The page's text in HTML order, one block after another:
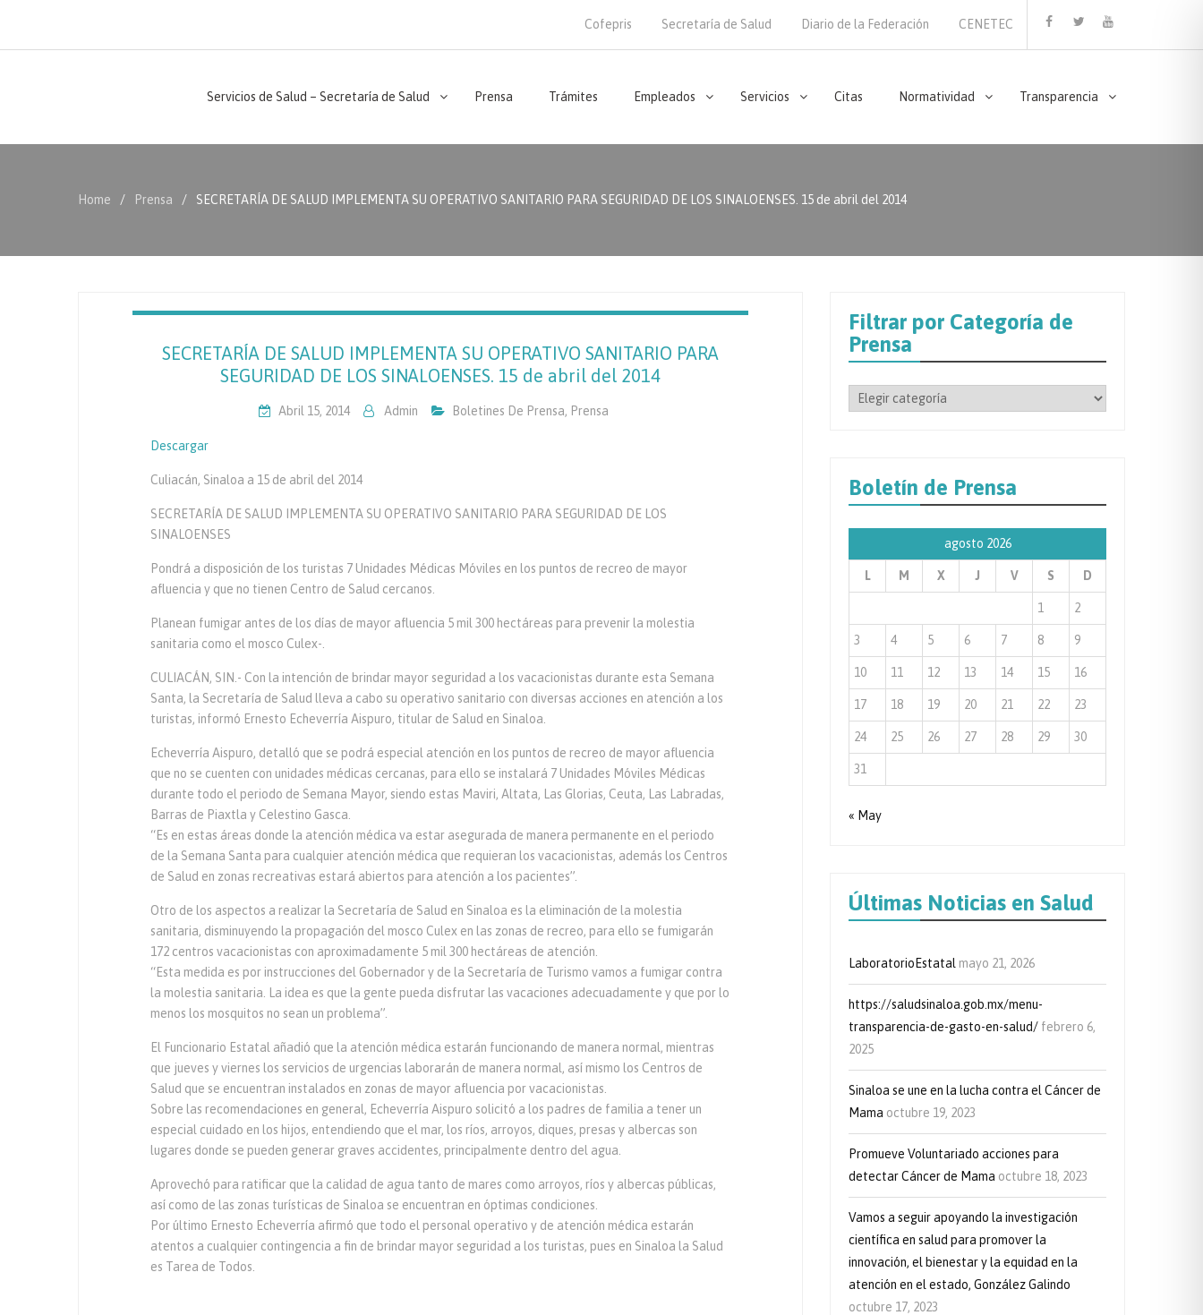
Cofepris Secretaría de Salud Diario de la Federación
CENETEC
Servicios de Salud – Secretaría de Salud Prensa Trámites Empleados Servicios Citas Normatividad Transparencia
Home Prensa SECRETARÍA DE SALUD IMPLEMENTA SU OPERATIVO SANITARIO PARA SEGURIDAD DE LOS SINALOENSES. 15 de abril del 2014
SECRETARÍA DE SALUD IMPLEMENTA SU OPERATIVO SANITARIO PARA
SEGURIDAD DE LOS SINALOENSES. 15 de abril del 2014
Abril 15, 2014 Admin Boletines De Prensa, Prensa
Descargar
Culiacán, Sinaloa a 15 de abril del 2014
SECRETARÍA DE SALUD IMPLEMENTA SU OPERATIVO SANITARIO PARA SEGURIDAD DE LOS
SINALOENSES
Pondrá a disposición de los turistas 7 Unidades Médicas Móviles en los puntos de recreo de mayor
afluencia y que no tienen Centro de Salud cercanos.
Planean fumigar antes de los días de mayor afluencia 5 mil 300 hectáreas para prevenir la molestia
sanitaria como el mosco Culex-.
CULIACÁN, SIN.- Con la intención de brindar mayor seguridad a los vacacionistas durante esta Semana
Santa, la Secretaría de Salud lleva a cabo su operativo sanitario con diversas acciones en atención a los
turistas, informó Ernesto Echeverría Aispuro, titular de Salud en Sinaloa.
Echeverría Aispuro, detalló que se podrá especial atención en los puntos de recreo de mayor afluencia
que no se cuenten con unidades médicas cercanas, para ello se instalará 7 Unidades Móviles Médicas
durante todo el periodo de Semana Mayor, siendo estas Maviri, Altata, Las Glorias, Ceuta, Las Labradas,
Barras de Piaxtla y Celestino Gasca.
“Es en estas áreas donde la atención médica va estar asegurada de manera permanente en el periodo
de la Semana Santa para cualquier atención médica que requieran los vacacionistas, además los Centros
de Salud en zonas recreativas estará abiertos para atención a los pacientes”.
Otro de los aspectos a realizar la Secretaría de Salud en Sinaloa es la eliminación de la molestia
sanitaria, disminuyendo la propagación del mosco Culex en las zonas de recreo, para ello se fumigarán
172 centros vacacionistas con aproximadamente 5 mil 300 hectáreas de atención.
“Esta medida es por instrucciones del Gobernador y de la Secretaría de Turismo vamos a fumigar contra
la molestia sanitaria. La idea es que la gente pueda disfrutar las vacaciones adecuadamente y que por lo
menos los mosquitos no sean un problema”.
El Funcionario Estatal añadió que la atención médica estarán funcionando de manera normal, mientras
que jueves y viernes los servicios de urgencias laborarán de manera normal, así mismo los Centros de
Salud que se encuentran instalados en zonas de mayor afluencia por vacacionistas.
Sobre las recomendaciones en general, Echeverría Aispuro solicitó a los padres de familia a tener un
especial cuidado en los hijos, entendiendo que el mar, los ríos, arroyos, diques, presas y albercas son
lugares donde se pueden generar graves accidentes, principalmente dentro del agua.
Aprovechó para ratificar que la calidad de agua tanto de mares como arroyos, ríos y albercas públicas,
así como de las zonas turísticas de Sinaloa se encuentran en óptimas condiciones.
Por último Ernesto Echeverría afirmó que todo el personal operativo y de atención médica estarán
atentos a cualquier contingencia a fin de brindar mayor seguridad a los turistas, pues en Sinaloa la Salud
es Tarea de Todos.
Filtrar por Categoría de
Prensa
Filtrar
Prensa
Boletín de Prensa
agosto 2026
L M X J V S D
1 2
3 4 5 6 7 8 9
10 11 12 13 14 15 16
17 18 19 20 21 22 23
24 25 26 27 28 29 30
31
« May
Últimas Noticias en Salud
LaboratorioEstatal mayo 21, 2026
https://saludsinaloa.gob.mx/menu-
transparencia-de-gasto-en-salud/ febrero 6,
2025
Sinaloa se une en la lucha contra el Cáncer de
Mama octubre 19, 2023
Promueve Voluntariado acciones para
detectar Cáncer de Mama octubre 18, 2023
Vamos a seguir apoyando la investigación
científica en salud para promover la
innovación, el bienestar y la equidad en la
atención en el estado, González Galindo
octubre 17, 2023